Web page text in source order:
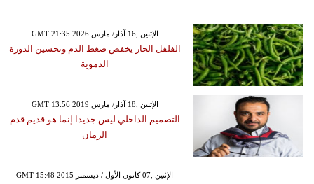
GMT 21:35 2026 الإثنين ,16 آذار/ مارس
الفلفل الحار يخفض ضغط الدم وتحسين الدورة
الدموية
GMT 13:56 2019 الإثنين ,18 آذار/ مارس
التصميم الداخلي ليس جديدا إنما هو قديم قدم
الزمان
GMT 15:48 2015 الإثنين ,07 كانون الأول / ديسمبر